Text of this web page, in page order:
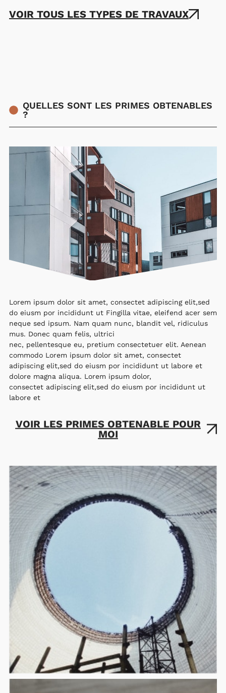
VOIR TOUS LES TYPES DE TRAVAUX
QUELLES SONT LES PRIMES OBTENABLES
?
Lorem ipsum dolor sit amet, consectet adipiscing elit,sed
do eiusm por incididunt ut Fingilla vitae, eleifend acer sem
neque sed ipsum. Nam quam nunc, blandit vel, ridiculus
mus. Donec quam felis, ultrici
nec, pellentesque eu, pretium consectetuer elit. Aenean
commodo Lorem ipsum dolor sit amet, consectet
adipiscing elit,sed do eiusm por incididunt ut labore et
dolore magna aliqua. Lorem ipsum dolor,
consectet adipiscing elit,sed do eiusm por incididunt ut
labore et
VOIR LES PRIMES OBTENABLE POUR
MOI